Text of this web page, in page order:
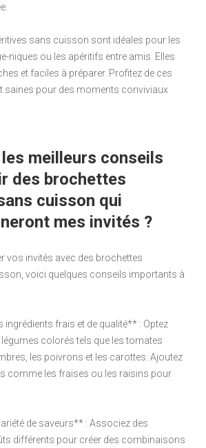
sans cuisson sont idéales pour les
niques ou les apéritifs entre amis. Elles
et faciles à préparer. Profitez de ces
saines pour des moments conviviaux
meilleurs conseils
des brochettes
cuisson qui
mes invités ?
vos invités avec des brochettes
voici quelques conseils importants à
ingrédients frais et de qualité** : Optez
légumes colorés tels que les tomates
les poivrons et les carottes. Ajoutez
comme les fraises ou les raisins pour
de saveurs** : Associez des
différents pour créer des combinaisons